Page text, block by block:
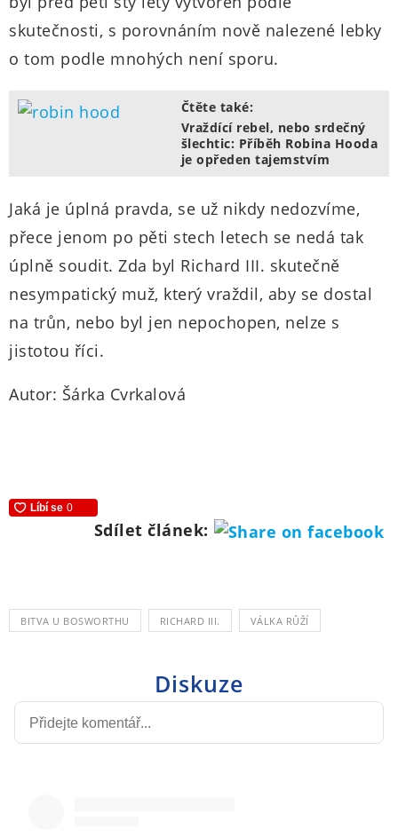
skutečnosti, s porovnáním nově nalezené lebky
o tom podle mnohých není sporu.
Čtěte také:
Vraždící rebel, nebo srdečný
šlechtic: Příběh Robina Hooda
je opředen tajemstvím
Jaká je úplná pravda, se už nikdy nedozvíme,
přece jenom po pěti stech letech se nedá tak
úplně soudit. Zda byl Richard III. skutečně
nesympatický muž, který vraždil, aby se dostal
na trůn, nebo byl jen nepochopen, nelze s
jistotou říci.
Autor: Šárka Cvrkalová
Sdílet článek:
BITVA U BOSWORTHU RICHARD III. VÁLKA RŮŽÍ
Diskuze